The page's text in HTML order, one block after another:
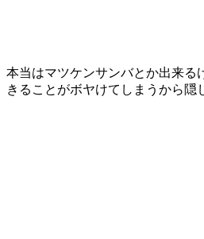
本当はマツケンサンバとか出来る
きることがボヤけてしまうから隠